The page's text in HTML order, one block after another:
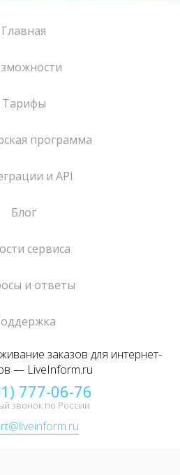
Главная
Тарифы
программа
и API
Блог
сервиса
и ответы
заказов для интернет-
— LiveInform.ru
777-06-76
звонок по России